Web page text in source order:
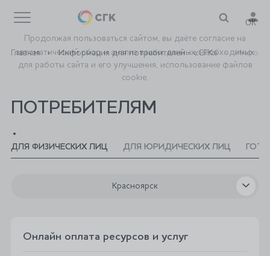
Главная Информация для потребителей - «СГК»
ПОТРЕБИТЕЛЯМ
ДЛЯ ФИЗИЧЕСКИХ ЛИЦ ДЛЯ ЮРИДИЧЕСКИХ ЛИЦ
Красноярск
Онлайн оплата ресурсов и услуг⁠
ОК
Продолжая пользоваться сайтом, вы даёте согласие на
автоматический сбор и анализ ваших данных, необходимых
для работы сайта и его улучшения, использование файлов
cookie.